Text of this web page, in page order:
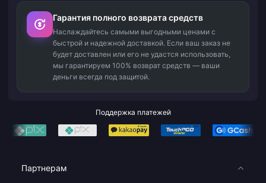
Гарантия полного возврата средств
Наслаждайтесь самыми выгодными ценами с
быстрой и надежной доставкой. Если ваш заказ не
будет доставлен или его не удастся использовать,
мы гарантируем 100% возврат средств — ваши
деньги всегда под защитой.
Поддержка платежей
Партнерам